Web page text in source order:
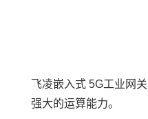
飞凌嵌入式 5G工业网关
强大的运算能力。